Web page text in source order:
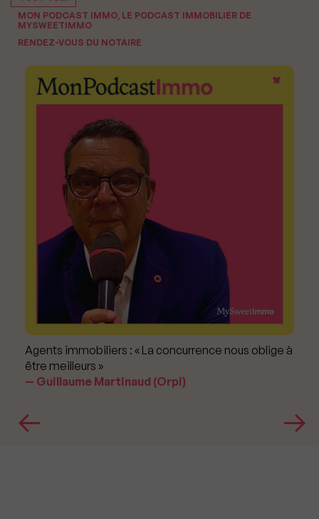
MON PODCAST IMMO, LE PODCAST IMMOBILIER DE
MYSWEETIMMO
RENDEZ-VOUS DU NOTAIRE
Agents immobiliers : « La concurrence nous oblige à
être meilleurs »
Guillaume Martinaud (Orpi)